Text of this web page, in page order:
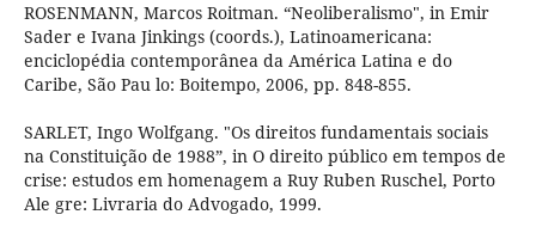
ROSENMANN, Marcos Roitman. “Neoliberalismo", in Emir
Sader e Ivana Jinkings (coords.), Latinoamericana:
enciclopédia contemporânea da América Latina e do
Caribe, São Pau lo: Boitempo, 2006, pp. 848-855.
SARLET, Ingo Wolfgang. "Os direitos fundamentais sociais
na Constituição de 1988”, in O direito público em tempos de
crise: estudos em homenagem a Ruy Ruben Ruschel, Porto
Ale gre: Livraria do Advogado, 1999.